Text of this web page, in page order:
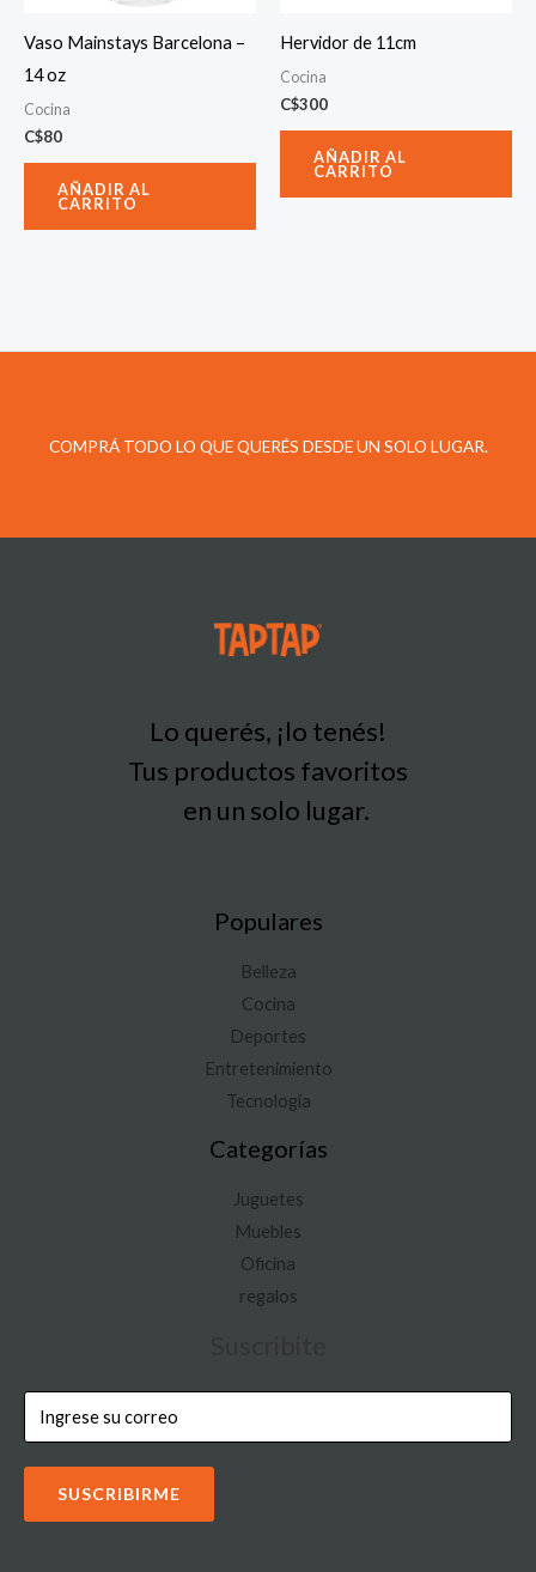
Vaso Mainstays Barcelona –
14 oz
Cocina
C$80
AÑADIR AL
CARRITO
Hervidor de 11cm
Cocina
C$300
AÑADIR AL
CARRITO
COMPRÁ TODO LO QUE QUERÉS DESDE UN SOLO LUGAR.
Lo querés, ¡lo tenés!
Tus productos favoritos
en un solo lugar.
Populares
Belleza
Cocina
Deportes
Entretenimiento
Tecnología
Categorías
Juguetes
Muebles
Oficina
regalos
SUSCRIBIRME